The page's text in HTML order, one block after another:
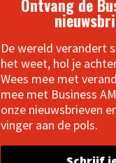
Ontvang de
De wereld verandert
het weet, hol je
Wees mee met
mee met Business
onze nieuwsbrieven
vinger aan de pols.